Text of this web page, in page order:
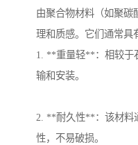
由聚合物材料（如聚碳
理和质感。它们通常具
1. **重量轻**：相较于
输和安装。
2. **耐久性**：该材料
性，不易破损。